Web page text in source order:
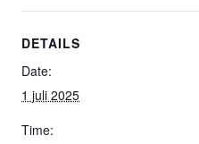
DETAILS
Date:
1 juli 2025
Time: